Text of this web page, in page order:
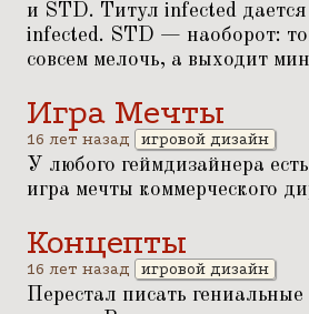
и STD. Титул infected
infected. STD — наоборот:
совсем мелочь, а выходит
Игра Мечты
16 лет назад игровой дизайн
У любого геймдизайнера
игра мечты коммерческого
Концепты
16 лет назад игровой дизайн
Перестал писать